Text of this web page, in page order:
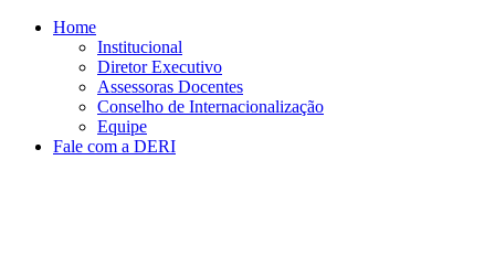
Conteúdo principal
Home
Institucional
Diretor Executivo
Assessoras Docentes
Conselho de Internacionalização
Equipe
Fale com a DERI